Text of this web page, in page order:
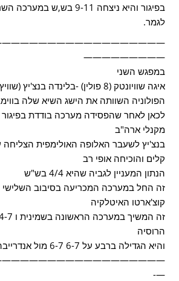
בפיגור והיא ניצחה 9-11
לגמר.
—————————
במפגש השני
איגה שוויונטק (8 פולין) -בלינדה בנצ'יץ (שוויץ)
הפולוניה השוותה את הישג השיא שלה
לכאן לאחר שהפסידה מערכה בודדת בפיגור
מקנלי ארה"ב
בנצ'יץ לשעבר האלופה האולימפית הצליחה
קלים והוכיחה אופי רב
הנתון המעניין לגביה שהיא 4/4 בש"ש
קוצ'ארטו האיטלקיה
הרוסיה
והיא הגדילה ברבע על 6-7 6-7 מול אנדרייבה ( 3-7 2-7 )
—-